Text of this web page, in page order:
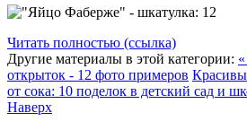
Читать полностью (ссылка)
Другие материалы в этой категории:
открыток - 12 фото примеров
от сока: 10 поделок в детский сад и
Наверх